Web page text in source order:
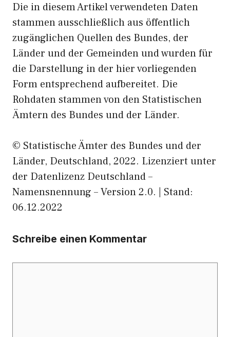
Die in diesem Artikel verwendeten Daten
stammen ausschließlich aus öffentlich
zugänglichen Quellen des Bundes, der
Länder und der Gemeinden und wurden für
die Darstellung in der hier vorliegenden
Form entsprechend aufbereitet. Die
Rohdaten stammen von den Statistischen
Ämtern des Bundes und der Länder.
© Statistische Ämter des Bundes und der
Länder, Deutschland, 2022. Lizenziert unter
der Datenlizenz Deutschland –
Namensnennung – Version 2.0. | Stand:
06.12.2022
Schreibe einen Kommentar